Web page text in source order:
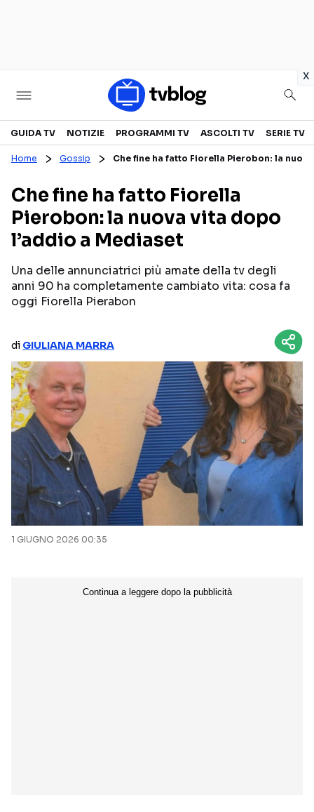
x
Televisione
CANALI TV
PROGRAMMI TV
PERSONAGGI TV
SERIE TV
REALITY SHOW
FICTION
Streaming
AMAZON PRIME VIDEO
DISNEY+
RAIPLAY
DAZN
PARAMOUNT+
Categorie
NOTIZIE
ANTEPRIME
RETROSCENA
INTERVISTE
RUBRICHE
GUIDA TV NOTIZIE PROGRAMMI TV ASCOLTI TV SERIE TV
Home Gossip Che fine ha fatto Fiorella Pierobon: la
Che fine ha fatto Fiorella
Pierobon: la nuova vita dopo
l’addio a Mediaset
Una delle annunciatrici più amate della tv degli
anni 90 ha completamente cambiato vita: cosa fa
oggi Fiorella Pierabon
di GIULIANA MARRA
1 GIUGNO 2026 00:35